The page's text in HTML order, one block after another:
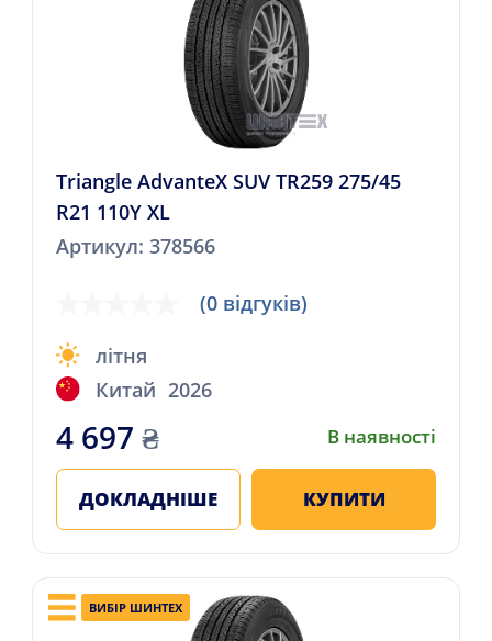
Triangle AdvanteX SUV TR259 275/45
R21 110Y XL
Артикул: 378566
(0 відгуків)
літня
Китай 2026
4 697 ₴ В наявності
ДОКЛАДНІШЕ КУПИТИ
ВИБІР ШИНТЕХ